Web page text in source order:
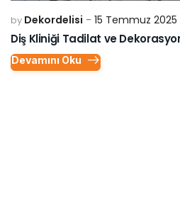
by Dekordelisi 15 Temmuz 2025
Diş Kliniği Tadilat ve
Devamını Oku